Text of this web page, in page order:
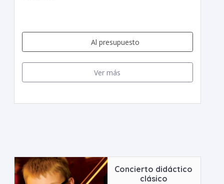
Al presupuesto
Ver más
Concierto didáctico
clásico